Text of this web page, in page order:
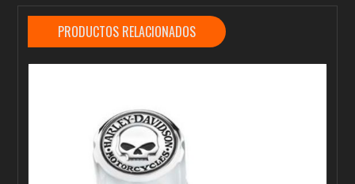
PRODUCTOS RELACIONADOS